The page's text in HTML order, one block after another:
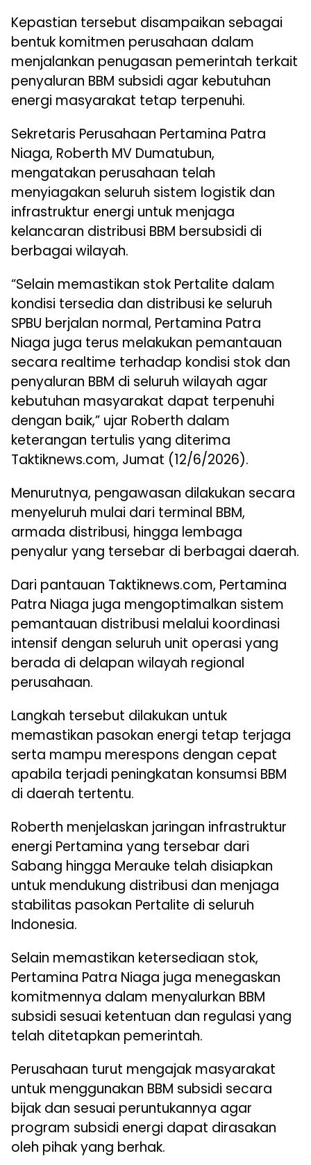
Kepastian tersebut disampaikan sebagai
bentuk komitmen perusahaan dalam
menjalankan penugasan pemerintah terkait
penyaluran BBM subsidi agar kebutuhan
energi masyarakat tetap terpenuhi.
Sekretaris Perusahaan Pertamina Patra
Niaga, Roberth MV Dumatubun,
mengatakan perusahaan telah
menyiagakan seluruh sistem logistik dan
infrastruktur energi untuk menjaga
kelancaran distribusi BBM bersubsidi di
berbagai wilayah.
“Selain memastikan stok Pertalite dalam
kondisi tersedia dan distribusi ke seluruh
SPBU berjalan normal, Pertamina Patra
Niaga juga terus melakukan pemantauan
secara realtime terhadap kondisi stok dan
penyaluran BBM di seluruh wilayah agar
kebutuhan masyarakat dapat terpenuhi
dengan baik,” ujar Roberth dalam
keterangan tertulis yang diterima
Taktiknews.com, Jumat (12/6/2026).
Menurutnya, pengawasan dilakukan secara
menyeluruh mulai dari terminal BBM,
armada distribusi, hingga lembaga
penyalur yang tersebar di berbagai daerah.
Dari pantauan Taktiknews.com, Pertamina
Patra Niaga juga mengoptimalkan sistem
pemantauan distribusi melalui koordinasi
intensif dengan seluruh unit operasi yang
berada di delapan wilayah regional
perusahaan.
Langkah tersebut dilakukan untuk
memastikan pasokan energi tetap terjaga
serta mampu merespons dengan cepat
apabila terjadi peningkatan konsumsi BBM
di daerah tertentu.
Roberth menjelaskan jaringan infrastruktur
energi Pertamina yang tersebar dari
Sabang hingga Merauke telah disiapkan
untuk mendukung distribusi dan menjaga
stabilitas pasokan Pertalite di seluruh
Indonesia.
Selain memastikan ketersediaan stok,
Pertamina Patra Niaga juga menegaskan
komitmennya dalam menyalurkan BBM
subsidi sesuai ketentuan dan regulasi yang
telah ditetapkan pemerintah.
Perusahaan turut mengajak masyarakat
untuk menggunakan BBM subsidi secara
bijak dan sesuai peruntukannya agar
program subsidi energi dapat dirasakan
oleh pihak yang berhak.